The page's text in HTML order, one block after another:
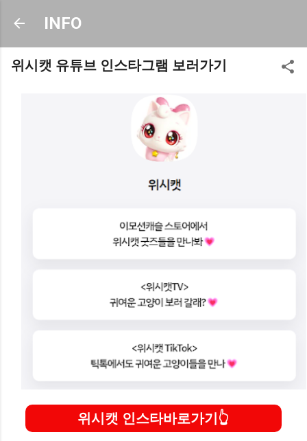
INFO
위시캣 유튜브 인스타그램 보러가기
위시캣 인스타바로가기